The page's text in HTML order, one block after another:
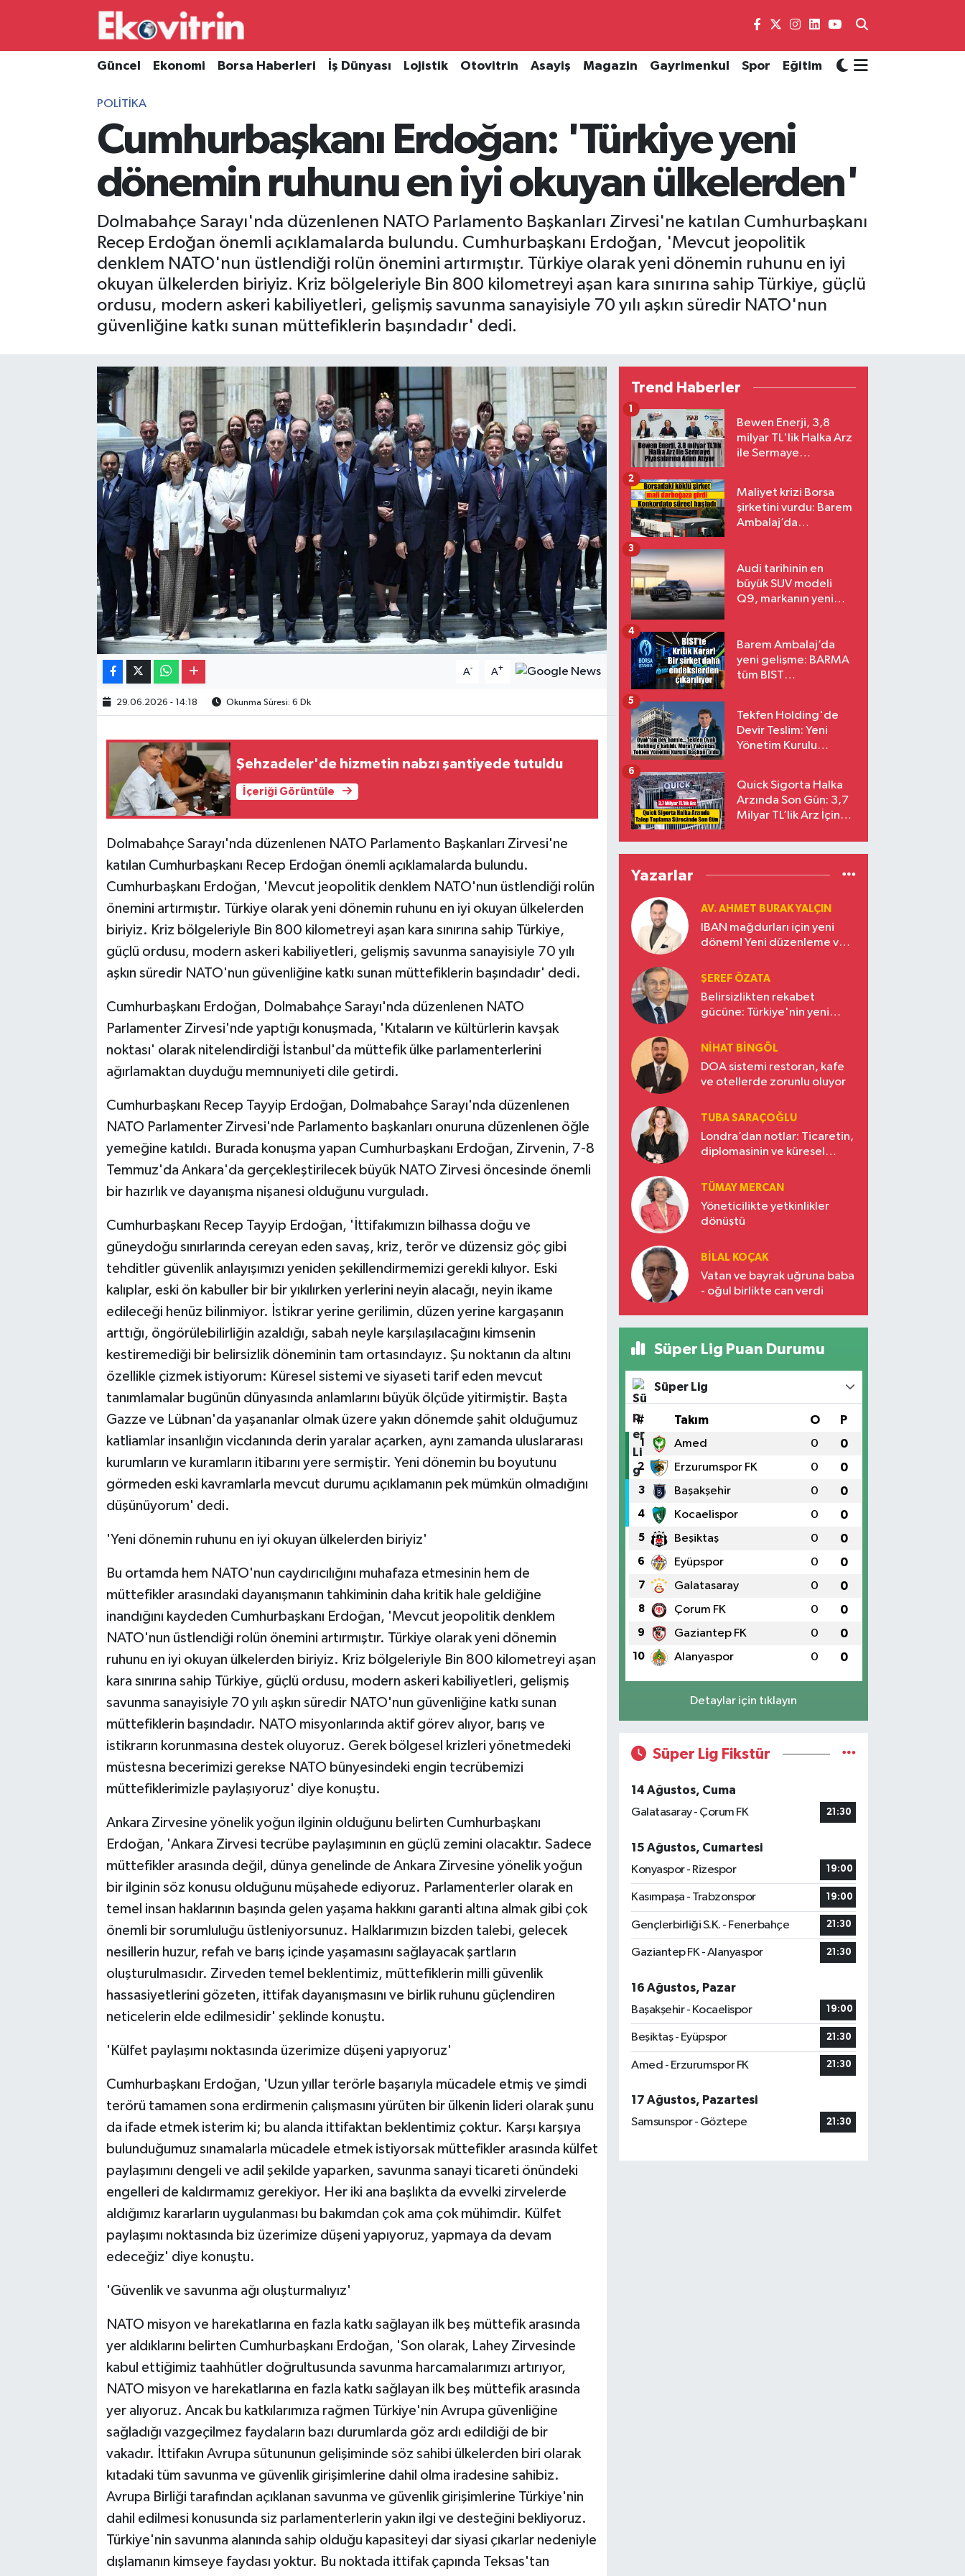
Güncel Ekonomi Borsa Haberleri İş Dünyası Lojistik Otovitrin Asayiş Magazin Gayrimenkul Spor Eğitim
POLITIKA
Cumhurbaşkanı Erdoğan: 'Türkiye yeni
dönemin ruhunu en iyi okuyan ülkelerden'
Dolmabahçe Sarayı'nda düzenlenen NATO Parlamento Başkanları Zirvesi'ne katılan Cumhurbaşkanı
Recep Erdoğan önemli açıklamalarda bulundu. Cumhurbaşkanı Erdoğan, 'Mevcut jeopolitik
denklem NATO'nun üstlendiği rolün önemini artırmıştır. Türkiye olarak yeni dönemin ruhunu en iyi
okuyan ülkelerden biriyiz. Kriz bölgeleriyle Bin 800 kilometreyi aşan kara sınırına sahip Türkiye, güçlü
ordusu, modern askeri kabiliyetleri, gelişmiş savunma sanayisiyle 70 yılı aşkın süredir NATO'nun
güvenliğine katkı sunan müttefiklerin başındadır' dedi.
A- A+
29.06.2026 - 14:18 Okunma Süresi: 6 Dk
Şehzadeler'de hizmetin nabzı şantiyede tutuldu
İçeriği Görüntüle
Dolmabahçe Sarayı'nda düzenlenen NATO Parlamento Başkanları Zirvesi'ne
katılan Cumhurbaşkanı Recep Erdoğan önemli açıklamalarda bulundu.
Cumhurbaşkanı Erdoğan, 'Mevcut jeopolitik denklem NATO'nun üstlendiği rolün
önemini artırmıştır. Türkiye olarak yeni dönemin ruhunu en iyi okuyan ülkelerden
biriyiz. Kriz bölgeleriyle Bin 800 kilometreyi aşan kara sınırına sahip Türkiye,
güçlü ordusu, modern askeri kabiliyetleri, gelişmiş savunma sanayisiyle 70 yılı
aşkın süredir NATO'nun güvenliğine katkı sunan müttefiklerin başındadır' dedi.
Cumhurbaşkanı Erdoğan, Dolmabahçe Sarayı'nda düzenlenen NATO
Parlamenter Zirvesi'nde yaptığı konuşmada, 'Kıtaların ve kültürlerin kavşak
noktası' olarak nitelendirdiği İstanbul'da müttefik ülke parlamenterlerini
ağırlamaktan duyduğu memnuniyeti dile getirdi.
Cumhurbaşkanı Recep Tayyip Erdoğan, Dolmabahçe Sarayı'nda düzenlenen
NATO Parlamenter Zirvesi'nde Parlamento başkanları onuruna düzenlenen öğle
yemeğine katıldı. Burada konuşma yapan Cumhurbaşkanı Erdoğan, Zirvenin, 7-8
Temmuz'da Ankara'da gerçekleştirilecek büyük NATO Zirvesi öncesinde önemli
bir hazırlık ve dayanışma nişanesi olduğunu vurguladı.
Cumhurbaşkanı Recep Tayyip Erdoğan, 'İttifakımızın bilhassa doğu ve
güneydoğu sınırlarında cereyan eden savaş, kriz, terör ve düzensiz göç gibi
tehditler güvenlik anlayışımızı yeniden şekillendirmemizi gerekli kılıyor. Eski
kalıplar, eski ön kabuller bir bir yıkılırken yerlerini neyin alacağı, neyin ikame
edileceği henüz bilinmiyor. İstikrar yerine gerilimin, düzen yerine kargaşanın
arttığı, öngörülebilirliğin azaldığı, sabah neyle karşılaşılacağını kimsenin
kestiremediği bir belirsizlik döneminin tam ortasındayız. Şu noktanın da altını
özellikle çizmek istiyorum: Küresel sistemi ve siyaseti tarif eden mevcut
tanımlamalar bugünün dünyasında anlamlarını büyük ölçüde yitirmiştir. Başta
Gazze ve Lübnan'da yaşananlar olmak üzere yakın dönemde şahit olduğumuz
katliamlar insanlığın vicdanında derin yaralar açarken, aynı zamanda uluslararası
kurumların ve kuramların itibarını yere sermiştir. Yeni dönemin bu boyutunu
görmeden eski kavramlarla mevcut durumu açıklamanın pek mümkün olmadığını
düşünüyorum' dedi.
'Yeni dönemin ruhunu en iyi okuyan ülkelerden biriyiz'
Bu ortamda hem NATO'nun caydırıcılığını muhafaza etmesinin hem de
müttefikler arasındaki dayanışmanın tahkiminin daha kritik hale geldiğine
inandığını kaydeden Cumhurbaşkanı Erdoğan, 'Mevcut jeopolitik denklem
NATO'nun üstlendiği rolün önemini artırmıştır. Türkiye olarak yeni dönemin
ruhunu en iyi okuyan ülkelerden biriyiz. Kriz bölgeleriyle Bin 800 kilometreyi aşan
kara sınırına sahip Türkiye, güçlü ordusu, modern askeri kabiliyetleri, gelişmiş
savunma sanayisiyle 70 yılı aşkın süredir NATO'nun güvenliğine katkı sunan
müttefiklerin başındadır. NATO misyonlarında aktif görev alıyor, barış ve
istikrarın korunmasına destek oluyoruz. Gerek bölgesel krizleri yönetmedeki
müstesna becerimizi gerekse NATO bünyesindeki engin tecrübemizi
müttefiklerimizle paylaşıyoruz' diye konuştu.
Ankara Zirvesine yönelik yoğun ilginin olduğunu belirten Cumhurbaşkanı
Erdoğan, 'Ankara Zirvesi tecrübe paylaşımının en güçlü zemini olacaktır. Sadece
müttefikler arasında değil, dünya genelinde de Ankara Zirvesine yönelik yoğun
bir ilginin söz konusu olduğunu müşahede ediyoruz. Parlamenterler olarak en
temel insan haklarının başında gelen yaşama hakkını garanti altına almak gibi çok
önemli bir sorumluluğu üstleniyorsunuz. Halklarımızın bizden talebi, gelecek
nesillerin huzur, refah ve barış içinde yaşamasını sağlayacak şartların
oluşturulmasıdır. Zirveden temel beklentimiz, müttefiklerin milli güvenlik
hassasiyetlerini gözeten, ittifak dayanışmasını ve birlik ruhunu güçlendiren
neticelerin elde edilmesidir' şeklinde konuştu.
'Külfet paylaşımı noktasında üzerimize düşeni yapıyoruz'
Cumhurbaşkanı Erdoğan, 'Uzun yıllar terörle başarıyla mücadele etmiş ve şimdi
terörü tamamen sona erdirmenin çalışmasını yürüten bir ülkenin lideri olarak şunu
da ifade etmek isterim ki; bu alanda ittifaktan beklentimiz çoktur. Karşı karşıya
bulunduğumuz sınamalarla mücadele etmek istiyorsak müttefikler arasında külfet
paylaşımını dengeli ve adil şekilde yaparken, savunma sanayi ticareti önündeki
engelleri de kaldırmamız gerekiyor. Her iki ana başlıkta da evvelki zirvelerde
aldığımız kararların uygulanması bu bakımdan çok ama çok mühimdir. Külfet
paylaşımı noktasında biz üzerimize düşeni yapıyoruz, yapmaya da devam
edeceğiz' diye konuştu.
'Güvenlik ve savunma ağı oluşturmalıyız'
NATO misyon ve harekatlarına en fazla katkı sağlayan ilk beş müttefik arasında
yer aldıklarını belirten Cumhurbaşkanı Erdoğan, 'Son olarak, Lahey Zirvesinde
kabul ettiğimiz taahhütler doğrultusunda savunma harcamalarımızı artırıyor,
NATO misyon ve harekatlarına en fazla katkı sağlayan ilk beş müttefik arasında
yer alıyoruz. Ancak bu katkılarımıza rağmen Türkiye'nin Avrupa güvenliğine
sağladığı vazgeçilmez faydaların bazı durumlarda göz ardı edildiği de bir
vakadır. İttifakın Avrupa sütununun gelişiminde söz sahibi ülkelerden biri olarak
kıtadaki tüm savunma ve güvenlik girişimlerine dahil olma iradesine sahibiz.
Avrupa Birliği tarafından açıklanan savunma ve güvenlik girişimlerine Türkiye'nin
dahil edilmesi konusunda siz parlamenterlerin yakın ilgi ve desteğini bekliyoruz.
Türkiye'nin savunma alanında sahip olduğu kapasiteyi dar siyasi çıkarlar nedeniyle
dışlamanın kimseye faydası yoktur. Bu noktada ittifak çapında Teksas'tan
Trend Haberler
Bewen Enerji, 3,8
milyar TL'lik Halka Arz
ile Sermaye
1
Maliyet krizi Borsa
şirketini vurdu: Barem
Ambalaj’da
2
Audi tarihinin en
büyük SUV modeli
Q9, markanın yeni
3
Barem Ambalaj’da
yeni gelişme: BARMA
tüm BIST
4
Tekfen Holding'de
Devir Teslim: Yeni
Yönetim Kurulu
5
Quick Sigorta Halka
Arzında Son Gün: 3,7
Milyar TL’lik Arz İçin
Eriyor
6
Yazarlar
AV. AHMET BURAK YALÇIN
IBAN mağdurları için yeni
dönem! Yeni düzenleme ve
ŞEREF ÖZATA
Belirsizlikten rekabet
gücüne: Türkiye'nin yeni
NIHAT BINGÖL
DOA sistemi restoran, kafe
ve otellerde zorunlu oluyor
TUBA SARAÇOĞLU
Londra’dan notlar: Ticaretin,
diplomasinin ve küresel
Türkiye’nin yükselen gücü
TÜMAY MERCAN
Yöneticilikte yetkinlikler
dönüştü
BILAL KOÇAK
Vatan ve bayrak uğruna baba
- oğul birlikte can verdi
Süper Lig Puan Durumu
Süper Lig
# Takım O P
1 Amed 0 0
2 Erzurumspor FK 0 0
3 Başakşehir 0 0
4 Kocaelispor 0 0
5 Beşiktaş 0 0
6 Eyüpspor 0 0
7 Galatasaray 0 0
8 Çorum FK 0 0
9 Gaziantep FK 0 0
10 Alanyaspor 0 0
Detaylar için tıklayın
Süper Lig Fikstür
14 Ağustos, Cuma
Galatasaray - Çorum FK
21:30
15 Ağustos, Cumartesi
Konyaspor - Rizespor
19:00
Kasımpaşa - Trabzonspor 19:00
Gençlerbirliği S.K. - Fenerbahçe 21:30
Gaziantep FK - Alanyaspor 21:30
16 Ağustos, Pazar
Başakşehir - Kocaelispor
19:00
Beşiktaş - Eyüpspor 21:30
Amed - Erzurumspor FK 21:30
17 Ağustos, Pazartesi
Samsunspor - Göztepe
21:30
Güncel
Borsa Haberleri
Hava Durumu
Süper Lig Puan Durumu ve Fikstür
Tüm Manşetler
Son Dakika Haberleri
Haber Arşivi